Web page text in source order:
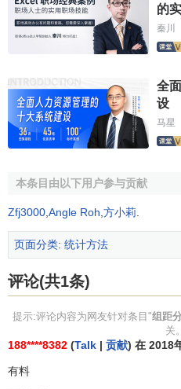
的变量值不算在本组内，而计
分组中，120这一数值不计算
在“120－125”组中，其余类推
上面的数据做如下的分组，如
某车间50名工人日加工零
105－109
115－119
120－124
125－129
130－134
135－139
3
8
14
10
4
20
8
合计
50
根据“上组限不在内”的规定解
的
秦川
全
设
马星
本条目由以下用户参与贡献
Zfj3000 Angle Roh 方小莉
页面分类: 统计方法
评论(共1条)
提示:评论内容为网友针对条目"组距
关。
188****8382 (Talk | 贡献) 在 2018
有料